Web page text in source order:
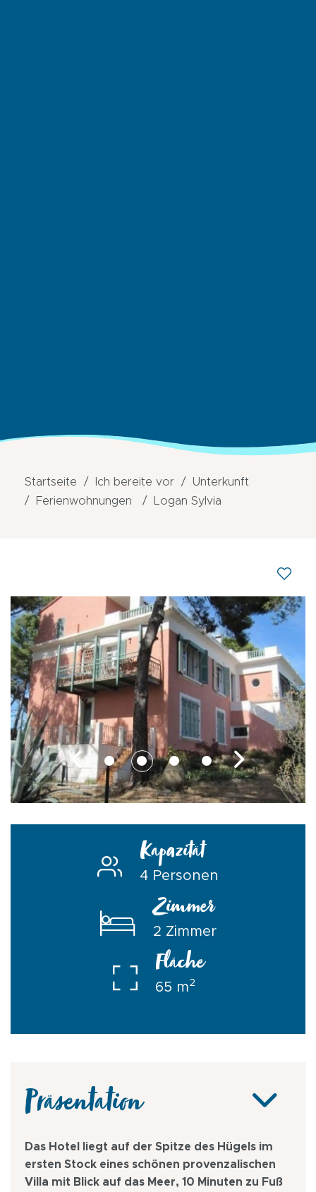
Startseite Ich bereite vor
Unterkunft
Ferienwohnungen
Logan Sylvia
Kapazität
4 Personen
Zimmer
2 Zimmer
Fläche
65 m2
Präsentation
Das Hotel liegt auf der Spitze des Hügels im
ersten Stock eines schönen provenzalischen
Villa mit Blick auf das Meer, 10 Minuten zu Fuß